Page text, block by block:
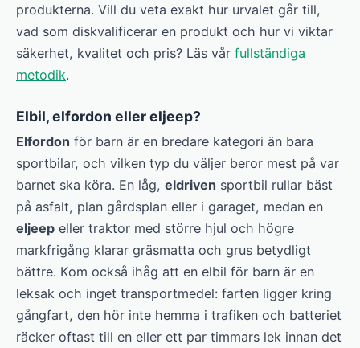
produkterna. Vill du veta exakt hur urvalet går till,
vad som diskvalificerar en produkt och hur vi viktar
säkerhet, kvalitet och pris? Läs vår fullständiga
metodik.
Elbil, elfordon eller eljeep?
Elfordon för barn är en bredare kategori än bara
sportbilar, och vilken typ du väljer beror mest på var
barnet ska köra. En låg, eldriven sportbil rullar bäst
på asfalt, plan gårdsplan eller i garaget, medan en
eljeep eller traktor med större hjul och högre
markfrigång klarar gräsmatta och grus betydligt
bättre. Kom också ihåg att en elbil för barn är en
leksak och inget transportmedel: farten ligger kring
gångfart, den hör inte hemma i trafiken och batteriet
räcker oftast till en eller ett par timmars lek innan det